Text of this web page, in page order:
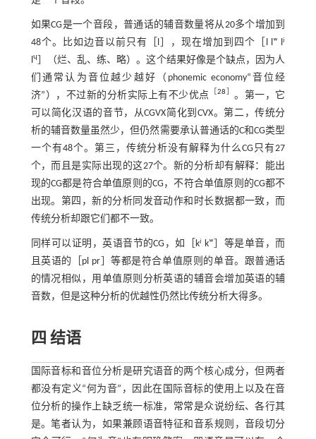
如果CG是一个音段，普通话的辅音数量将从20多个增加到
48个。比如边音以前只有［l］，现在增加到四个［l lʷ lʲ
ɥ
］（烂、乱、练、略）。这个结果好像是个缺点，因为人
们通常认为音位越少越好（phonemic economy“音位经
济”），不过新的分析实际上有不少优点
［28］ 。第一，它
可以简化汉语的音节，从CGVX简化到CVX。第二，传统分
析的辅音数量虽然少，但仍然需要承认普通话的C和CG类型
一个有48个。第三，传统分析没有解释为什么CG只有27
个，而且是实际出现的这27个。新的分析却有解释：能出
现的CG都是符合单值原则的CG，不符合单值原则的CG都不
出现。第四，新的分析同发音动作和时长数据都一致，而
传统分析却跟它们都不一致。
同样可以证明，英语音节的CG，如［kʲ kʷ］等是单音，而
且英语的［pl pr］等都是符合单值原则的单音。跟普通话
的情况相似，用单值原则分析英语的辅音会增加英语的辅
音数，但是这种分析的优越性仍然比传统分析大得多。
四 结语
国际音标和音位分析是研究语音的两个核心成分，但两者
都没有定义“何为音”，因此在国际音标的使用上以及在音
位分析的操作上缺乏统一标准，常常是众说纷纭、各行其
是。笔者认为，如果兼顾语音特征和音系规则，音段切分